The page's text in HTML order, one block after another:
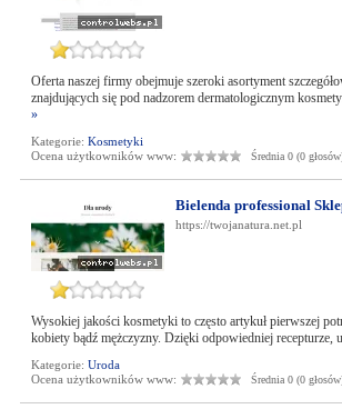
Oferta naszej firmy obejmuje szeroki asortyment
znajdujących się pod nadzorem dermatologicznym
»
Kategorie: Kosmetyki
Ocena użytkowników www:
Średnia 0 (0
Bielenda professional
https://twojanatura.net.pl
Wysokiej jakości kosmetyki to często artykuł pierwszej
kobiety bądź mężczyzny. Dzięki odpowiedniej recepturze,
Kategorie: Uroda
Ocena użytkowników www:
Średnia 0 (0